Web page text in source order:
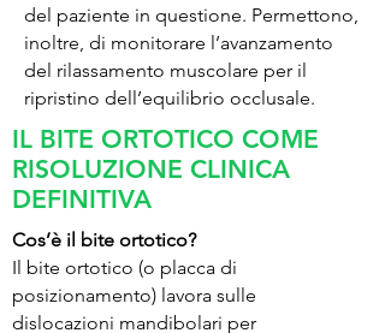
del paziente in questione. Permettono,
inoltre, di monitorare l’avanzamento
del rilassamento muscolare per il
ripristino dell’equilibrio occlusale.
IL BITE ORTOTICO COME
RISOLUZIONE CLINICA
DEFINITIVA
Cos’è il bite ortotico?
Il bite ortotico (o placca di
posizionamento) lavora sulle
dislocazioni mandibolari per